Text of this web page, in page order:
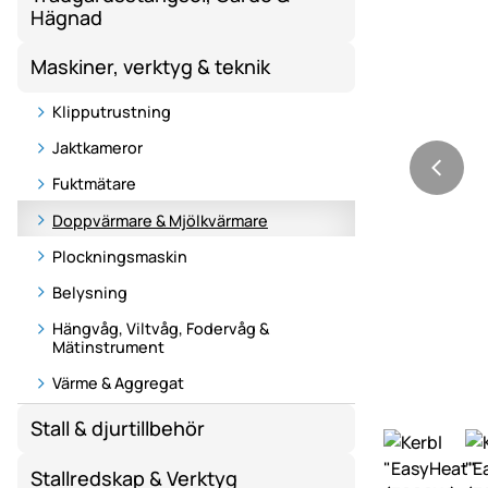
Hägnad
Maskiner, verktyg & teknik
Klipputrustning
Jaktkameror
Fuktmätare
Doppvärmare & Mjölkvärmare
Plockningsmaskin
Belysning
Hängvåg, Viltvåg, Fodervåg &
Mätinstrument
Värme & Aggregat
Stall & djurtillbehör
Stallredskap & Verktyg